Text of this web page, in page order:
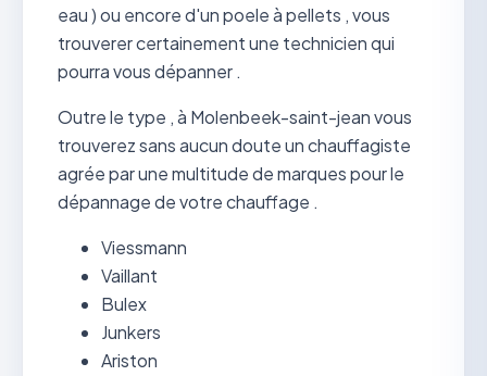
eau ) ou encore d'un poele à pellets , vous
trouverer certainement une technicien qui
pourra vous dépanner .
Outre le type , à Molenbeek-saint-jean vous
trouverez sans aucun doute un chauffagiste
agrée par une multitude de marques pour le
dépannage de votre chauffage .
Viessmann
Vaillant
Bulex
Junkers
Ariston